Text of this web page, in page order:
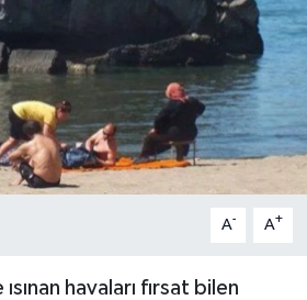
A- A+
havaları fırsat bilen